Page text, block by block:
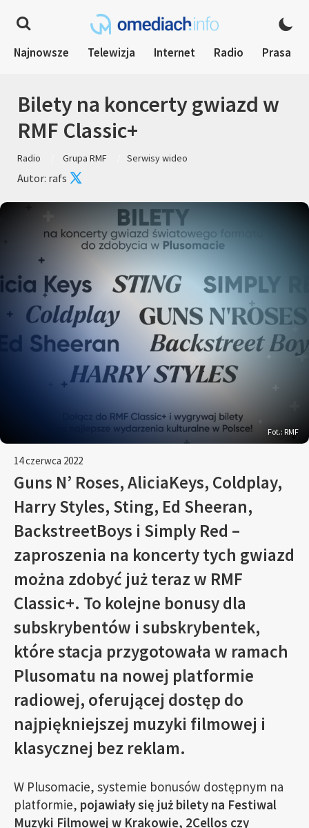
Najnowsze Telewizja Internet Radio Prasa
Bilety na koncerty gwiazd w
RMF Classic+
Radio Grupa RMF Serwisy wideo
Autor: rafs
Fot.: RMF
14 czerwca 2022
Guns N’ Roses, AliciaKeys, Coldplay,
Harry Styles, Sting, Ed Sheeran,
BackstreetBoys i Simply Red –
zaproszenia na koncerty tych gwiazd
można zdobyć już teraz w RMF
Classic+. To kolejne bonusy dla
subskrybentów i subskrybentek,
które stacja przygotowała w ramach
Plusomatu na nowej platformie
radiowej, oferującej dostęp do
najpiękniejszej muzyki filmowej i
klasycznej bez reklam.
W Plusomacie, systemie bonusów dostępnym na
platformie, pojawiały się już bilety na Festiwal
Muzyki Filmowej w Krakowie, 2Cellos czy